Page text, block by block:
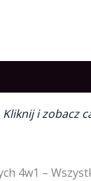
Kliknij i zobacz
4w1 –